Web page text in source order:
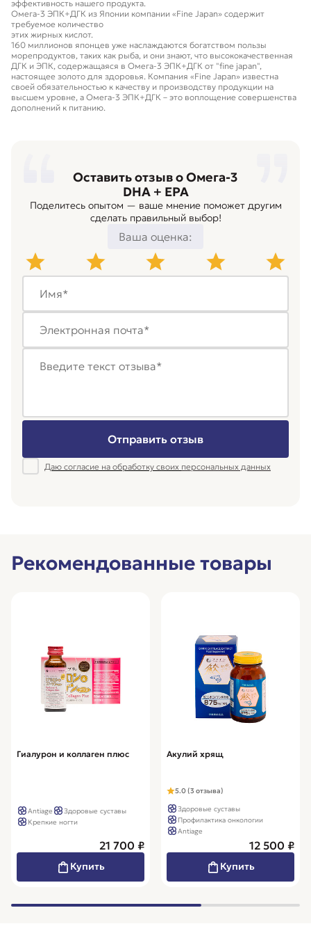
эффективность нашего продукта.
Омега-3 ЭПК+ДГК из Японии компании «Fine Japan» содержит
требуемое количество
этих жирных кислот.
160 миллионов японцев уже наслаждаются богатством пользы
морепродуктов, таких как рыба, и они знают, что высококачественная
ДГК и ЭПК, содержащаяся в Омега-3 ЭПК+ДГК от "fine japan",
настоящее золото для здоровья. Компания «Fine Japan» известна
своей обязательностью к качеству и производству продукции на
высшем уровне, а Омега-3 ЭПК+ДГК – это воплощение совершенства
дополнений к питанию.
Оставить отзыв о Омега-3
DHA + EPA
Поделитесь опытом — ваше мнение поможет другим
сделать правильный выбор!
Ваша оценка:
Отправить отзыв
Даю согласие на обработку своих персональных данных
Рекомендованные товары
Гиалурон и коллаген плюс
Antiage
Здоровые суставы
Крепкие ногти
21 700 ₽
Купить
Акулий хрящ
5.0 (3 отзыва)
Здоровые суставы
Профилактика онкологии
Antiage
12 500 ₽
Купить